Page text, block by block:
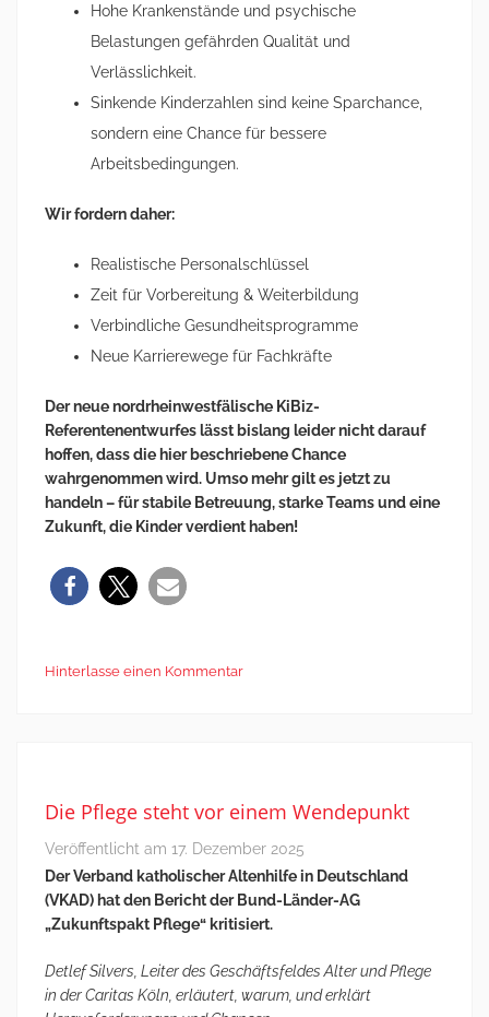
Hohe Krankenstände und psychische
Belastungen gefährden Qualität und
Verlässlichkeit.
Sinkende Kinderzahlen sind keine Sparchance,
sondern eine Chance für bessere
Arbeitsbedingungen.
Wir fordern daher:
Realistische Personalschlüssel
Zeit für Vorbereitung & Weiterbildung
Verbindliche Gesundheitsprogramme
Neue Karrierewege für Fachkräfte
Der neue nordrheinwestfälische KiBiz-
Referentenentwurfes lässt bislang leider nicht darauf
hoffen, dass die hier beschriebene Chance
wahrgenommen wird. Umso mehr gilt es jetzt zu
handeln – für stabile Betreuung, starke Teams und eine
Zukunft, die Kinder verdient haben!
Hinterlasse einen Kommentar
Die Pflege steht vor einem Wendepunkt
Veröffentlicht am 17. Dezember 2025
Der Verband katholischer Altenhilfe in Deutschland
(VKAD) hat den Bericht der Bund-Länder-AG
„Zukunftspakt Pflege“ kritisiert.
Detlef Silvers, Leiter des Geschäftsfeldes Alter und Pflege
in der Caritas Köln, erläutert, warum, und erklärt